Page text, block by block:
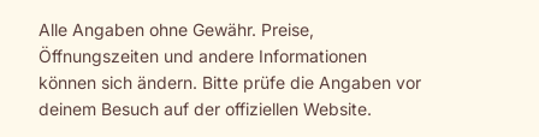
Alle Angaben ohne Gewähr. Preise,
Öffnungszeiten und andere Informationen
können sich ändern. Bitte prüfe die Angaben vor
deinem Besuch auf der offiziellen Website.